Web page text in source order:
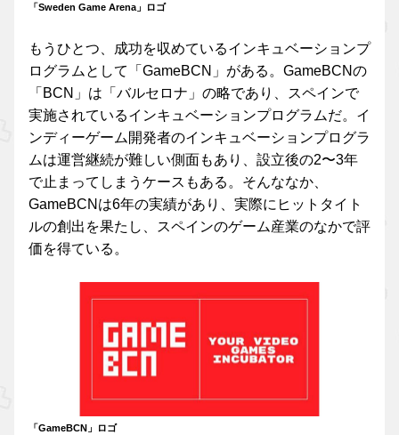
「Sweden Game Arena」ロゴ
もうひとつ、成功を収めているインキュベーションプ
ログラムとして「GameBCN」がある。GameBCNの
「BCN」は「バルセロナ」の略であり、スペインで
実施されているインキュベーションプログラムだ。イ
ンディーゲーム開発者のインキュベーションプログラ
ムは運営継続が難しい側面もあり、設立後の2〜3年
で止まってしまうケースもある。そんななか、
GameBCNは6年の実績があり、実際にヒットタイト
ルの創出を果たし、スペインのゲーム産業のなかで評
価を得ている。
「GameBCN」ロゴ